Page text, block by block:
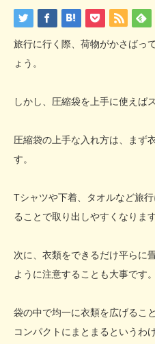
旅行に行く際、荷物がかさばっ
ょう。
しかし、圧縮袋を上手に使えば
圧縮袋の上手な入れ方は、まず
す。
Tシャツや下着、タオルなど旅
ることで取り出しやすくなります
次に、衣類をできるだけ平らに
ように注意することも大事です。
袋の中で均一に衣類を広げるこ
コンパクトにまとまるというわけ